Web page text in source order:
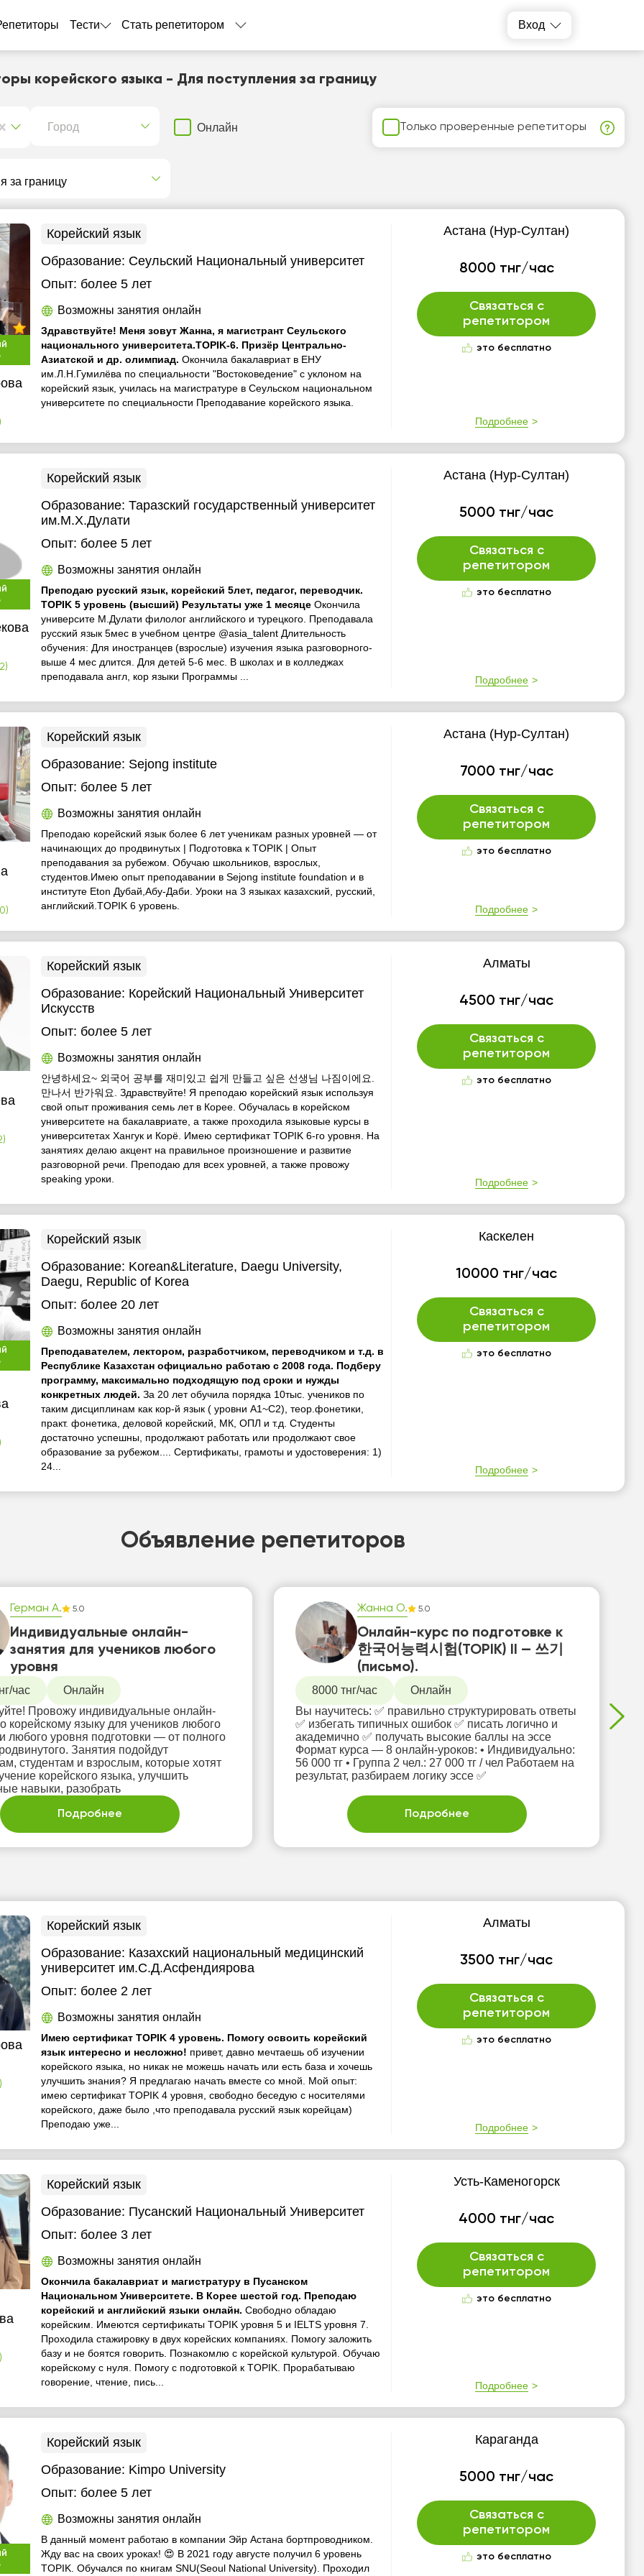
Тести Стать репетитором Вход
корейского языка - Для поступления за границу
Город Онлайн Только проверенные репетиторы
Корейский язык
Образование: Сеульский Национальный университет
Опыт: более 5 лет
Возможны занятия онлайн
Здравствуйте! Меня зовут Жанна, я магистрант Сеульского
национального университета.TOPIK-6. Призёр Центрально-
Азиатской и др. олимпиад.Окончила бакалавриат в ЕНУ
им.Л.Н.Гумилёва по специальности "Востоковедение" с уклоном на
корейский язык, училась на магистратуре в Сеульском национальном
университете по специальности Преподавание корейского языка.
Астана (Нур-Султан)
8000 тнг/час
Связаться с
репетитором
это бесплатно
Подробнее
Корейский язык
Образование:Таразский государственный университет
им.М.Х.Дулати
Опыт: более 5 лет
Возможны занятия онлайн
Преподаю русский язык, корейский 5лет, педагог, переводчик.
TOPIK 5 уровень (высший) Результаты уже 1 месяцеОкончила
университе М.Дулати филолог английского и турецкого. Преподавала
русский язык 5мес в учебном центре @asia_talent Длительность
обучения: Для иностранцев (взрослые) изучения языка разговорного-
выше 4 мес длится. Для детей 5-6 мес. В школах и в колледжах
преподавала англ, кор языки Программы ...
Астана (Нур-Султан)
5000 тнг/час
Связаться с
репетитором
это бесплатно
Подробнее
Корейский язык
Образование: Sejong institute
Опыт: более 5 лет
Возможны занятия онлайн
Преподаю корейский язык более 6 лет ученикам разных уровней — от
начинающих до продвинутых | Подготовка к TOPIK | Опыт
преподавания за рубежом. Обучаю школьников, взрослых,
студентов.Имею опыт преподавании в Sejong institute foundation и в
институте Eton Дубай,Абу-Даби. Уроки на 3 языках казахский, русский,
английский.TOPIK 6 уровень.
Астана (Нур-Султан)
7000 тнг/час
Связаться с
репетитором
это бесплатно
Подробнее
Корейский язык
Образование: Корейский Национальный Университет
Искусств
Опыт: более 5 лет
Возможны занятия онлайн
안녕하세요~ 외국어 공부를 재미있고 쉽게 만들고 싶은 선생님 나짐이에요.
만나서 반가워요. Здравствуйте! Я преподаю корейский язык используя
свой опыт проживания семь лет в Корее. Обучалась в корейском
университете на бакалавриате, а также проходила языковые курсы в
университетах Хангук и Корё. Имею сертификат TOPIK 6-го уровня. На
занятиях делаю акцент на правильное произношение и развитие
разговорной речи. Преподаю для всех уровней, а также провожу
speaking уроки.
Алматы
4500 тнг/час
Связаться с
репетитором
это бесплатно
Подробнее
Корейский язык
Образование: Korean&Literature, Daegu University,
Daegu, Republic of Korea
Опыт: более 20 лет
Возможны занятия онлайн
Преподавателем, лектором, разработчиком, переводчиком и т.д. в
Республике Казахстан официально работаю с 2008 года. Подберу
программу, максимально подходящую под сроки и нужды
конкретных людей.За 20 лет обучила порядка 10тыс. учеников по
таким дисциплинам как кор-й язык ( уровни А1~С2), теор.фонетики,
практ. фонетика, деловой корейский, МК, ОПЛ и т.д. Студенты
достаточно успешны, продолжают работать или продолжают свое
образование за рубежом.... Сертификаты, грамоты и удостоверения: 1)
24...
Каскелен
10000 тнг/час
Связаться с
репетитором
это бесплатно
Подробнее
Объявление репетиторов
Герман А. 5.0
Индивидуальные онлайн-
занятия для учеников любого
уровня
час
Онлайн
Провожу индивидуальные онлайн-
корейскому языку для учеников любого
любого уровня подготовки — от полного
Занятия подойдут
студентам и взрослым, которые хотят
корейского языка, улучшить
навыки, разобрать
Подробнее
Жанна О. 5.0
Онлайн-курс по подготовке к
한국어능력시험(TOPIK) II — 쓰기
(письмо).
8000 тнг/час
Онлайн
Вы научитесь: ✅ правильно структурировать ответы
✅ избегать типичных ошибок ✅ писать логично и
академично ✅ получать высокие баллы на эссе
Формат курса — 8 онлайн-уроков: •⁠ ⁠Индивидуально:
56 000 тг •⁠ ⁠Группа 2 чел.: 27 000 тг / чел Работаем на
результат, разбираем логику эссе ✅
Подробнее
Корейский язык
Образование: Казахский национальный медицинский
университет им.С.Д.Асфендиярова
Опыт: более 2 лет
Возможны занятия онлайн
Имею сертификат TOPIK 4 уровень. Помогу освоить корейский
язык интересно и несложно! привет, давно мечтаешь об изучении
корейского языка, но никак не можешь начать или есть база и хочешь
улучшить знания? Я предлагаю начать вместе со мной. Мой опыт:
имею сертификат TOPIK 4 уровня, свободно беседую с носителями
корейского, даже было ,что преподавала русский язык корейцам)
Преподаю уже...
Алматы
3500 тнг/час
Связаться с
репетитором
это бесплатно
Подробнее
Корейский язык
Образование: Пусанский Национальный Университет
Опыт: более 3 лет
Возможны занятия онлайн
Окончила бакалавриат и магистратуру в Пусанском
Национальном Университете. В Корее шестой год. Преподаю
корейский и английский языки онлайн.Свободно обладаю
корейским. Имеются сертификаты TOPIK уровня 5 и IELTS уровня 7.
Проходила стажировку в двух корейских компаниях. Помогу заложить
базу и не боятся говорить. Познакомлю с корейской культурой. Обучаю
корейскому с нуля. Помогу с подготовкой к TOPIK. Прорабатываю
говорение, чтение, пись...
Усть-Каменогорск
4000 тнг/час
Связаться с
репетитором
это бесплатно
Подробнее
Корейский язык
Образование: Kimpo University
Опыт: более 5 лет
Возможны занятия онлайн
В данный момент работаю в компании Эйр Астана бортпроводником.
Жду вас на своих уроках! 😍 В 2021 году августе получил 6 уровень
TOPIK. Обучался по книгам SNU(Seoul National University). Проходил
Караганда
5000 тнг/час
Связаться с
репетитором
это бесплатно